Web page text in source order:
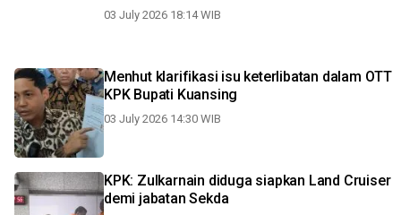
03 July 2026 18:14 WIB
Menhut klarifikasi isu keterlibatan dalam OTT
KPK Bupati Kuansing
03 July 2026 14:30 WIB
KPK: Zulkarnain diduga siapkan Land Cruiser
demi jabatan Sekda